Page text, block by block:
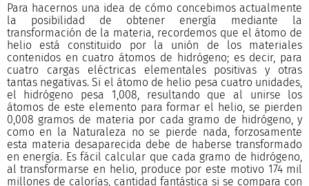
Para hacernos una idea de cómo concebimos actualmente
la posibilidad de obtener energía mediante la
transformación de la materia, recordemos que el átomo de
helio está constituido por la unión de los materiales
contenidos en cuatro átomos de hidrógeno; es decir, para
cuatro cargas eléctricas elementales positivas y otras
tantas negativas. Si el átomo de helio pesa cuatro unidades,
el hidrógeno pesa 1,008, resultando que al unirse los
átomos de este elemento para formar el helio, se pierden
0,008 gramos de materia por cada gramo de hidrógeno, y
como en la Naturaleza no se pierde nada, forzosamente
esta materia desaparecida debe de haberse transformado
en energía. Es fácil calcular que cada gramo de hidrógeno,
al transformarse en helio, produce por este motivo 174 mil
millones de calorías, cantidad fantástica si se compara con